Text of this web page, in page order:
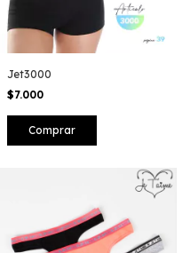
Jet3000
$7.000
Comprar